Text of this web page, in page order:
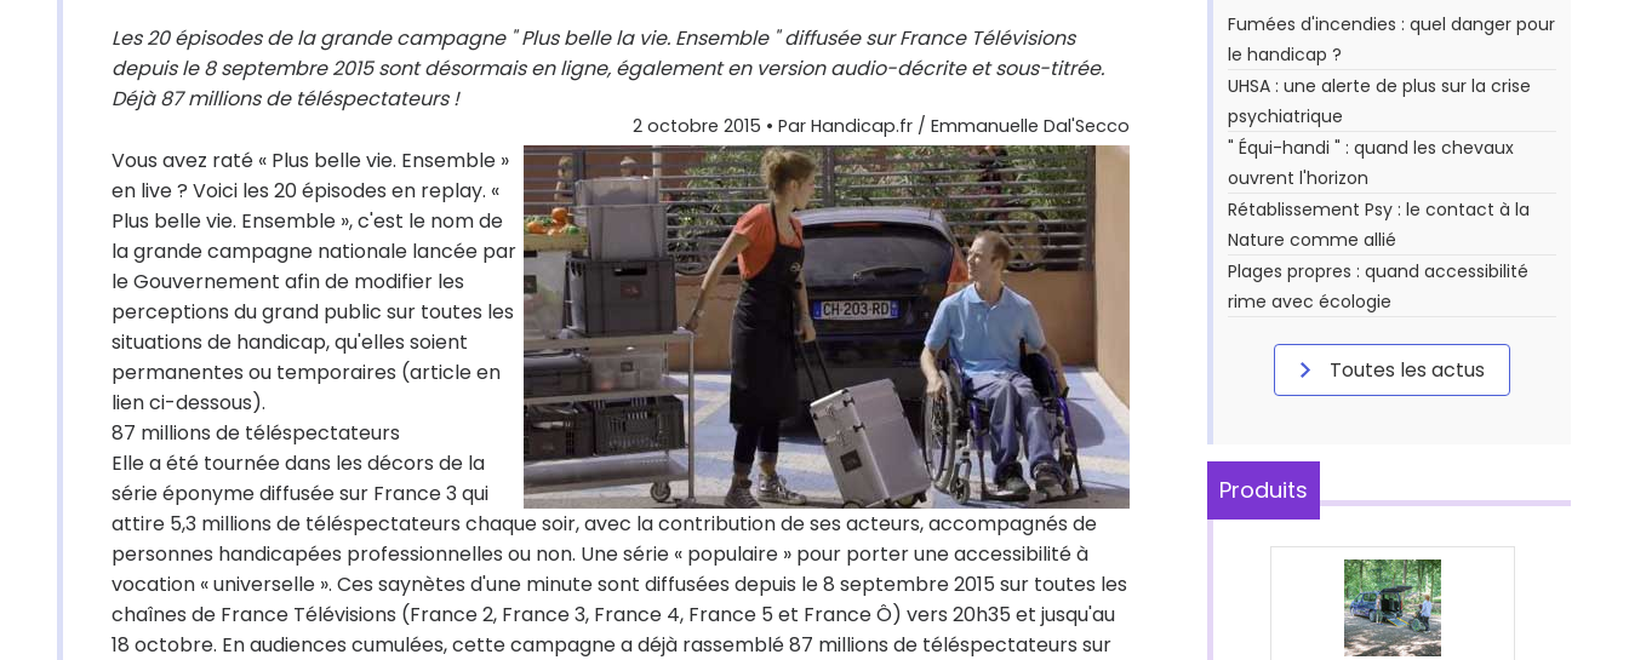
Les 20 épisodes de la grande campagne " Plus belle la vie. Ensemble " diffusée sur France Télévisions
depuis le 8 septembre 2015 sont désormais en ligne, également en version audio-décrite et sous-titrée.
Déjà 87 millions de téléspectateurs !
2 octobre 2015 • Par Handicap.fr / Emmanuelle Dal'Secco
Vous avez raté « Plus belle vie. Ensemble »
en live ? Voici les 20 épisodes en replay. «
Plus belle vie. Ensemble », c'est le nom de
la grande campagne nationale lancée par
le Gouvernement afin de modifier les
perceptions du grand public sur toutes les
situations de handicap, qu'elles soient
permanentes ou temporaires (article en
lien ci-dessous).
87 millions de téléspectateurs
Elle a été tournée dans les décors de la
série éponyme diffusée sur France 3 qui
attire 5,3 millions de téléspectateurs chaque soir, avec la contribution de ses acteurs, accompagnés de
personnes handicapées professionnelles ou non. Une série « populaire » pour porter une accessibilité à
vocation « universelle ». Ces saynètes d'une minute sont diffusées depuis le 8 septembre 2015 sur toutes les
chaînes de France Télévisions (France 2, France 3, France 4, France 5 et France Ô) vers 20h35 et jusqu'au
18 octobre. En audiences cumulées, cette campagne a déjà rassemblé 87 millions de téléspectateurs sur
Fumées d'incendies : quel danger pour
le handicap ?
UHSA : une alerte de plus sur la crise
psychiatrique
" Équi-handi " : quand les chevaux
ouvrent l'horizon
Rétablissement Psy : le contact à la
Nature comme allié
Plages propres : quand accessibilité
rime avec écologie
Toutes les actus
Produits